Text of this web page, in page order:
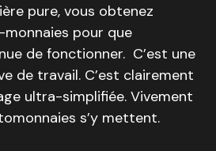
pure, vous obtenez
pour que
de fonctionner. C’est une
de travail. C’est clairement
ultra-simplifiée. Vivement
s’y mettent.